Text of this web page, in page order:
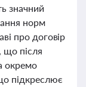
значний
норм
про договір
що після
окремо
підкреслює